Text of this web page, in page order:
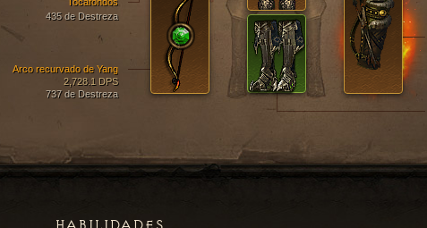
435 de Destreza
Arco recurvado de Yang
2,728.1 DPS
737 de Destreza